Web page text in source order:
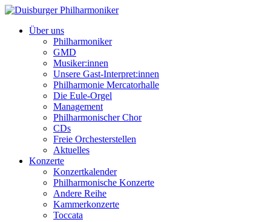
Über uns
Philharmoniker
GMD
Musiker:innen
Unsere Gast-Interpret:innen
Philharmonie Mercatorhalle
Die Eule-Orgel
Management
Philharmonischer Chor
CDs
Freie Orchesterstellen
Aktuelles
Konzerte
Konzertkalender
Philharmonische Konzerte
Andere Reihe
Kammerkonzerte
Toccata